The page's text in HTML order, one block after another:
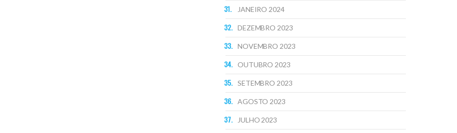
JANEIRO 2024
DEZEMBRO 2023
NOVEMBRO 2023
OUTUBRO 2023
SETEMBRO 2023
AGOSTO 2023
JULHO 2023